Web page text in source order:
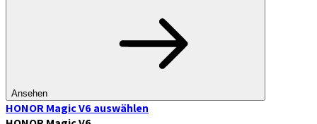
Ansehen
HONOR Magic V6auswählen